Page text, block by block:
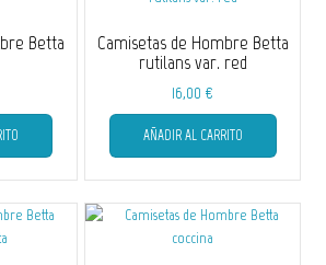
Betta
Este
múltiples
variantes.
Camisetas de Hombre Betta
rutilans var. red
16,00 €
AÑADIR AL CARRITO
Este
tiene
múltiples